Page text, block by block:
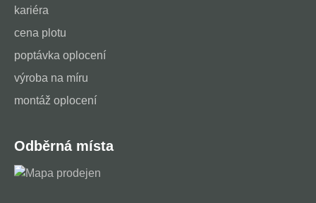
kariéra
cena plotu
poptávka oplocení
výroba na míru
montáž oplocení
Odběrná místa